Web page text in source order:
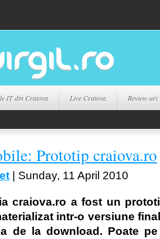
IT din Craiova Live Craiova Review-uri
Prototip craiova.ro
| Sunday, 11 April 2010
craiova.ro a fost un
intr-o versiune
de la download. Poate